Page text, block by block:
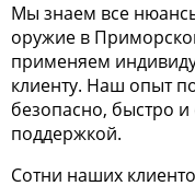
Мы знаем все
оружие в
применяем
клиенту. Наш опыт
безопасно, быстро
поддержкой.
Сотни наших